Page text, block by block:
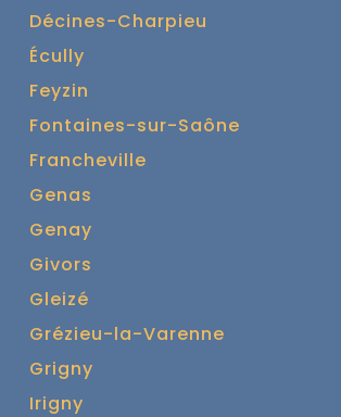
Décines-Charpieu
Écully
Feyzin
Fontaines-sur-Saône
Francheville
Genas
Genay
Givors
Gleizé
Grézieu-la-Varenne
Grigny
Irigny